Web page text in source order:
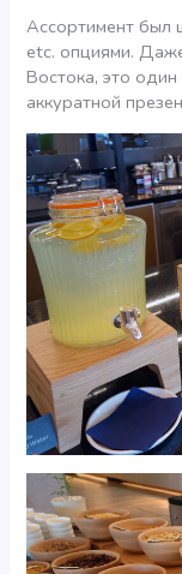
Ассортимент был
etc. опциями.
Востока, это
аккуратной